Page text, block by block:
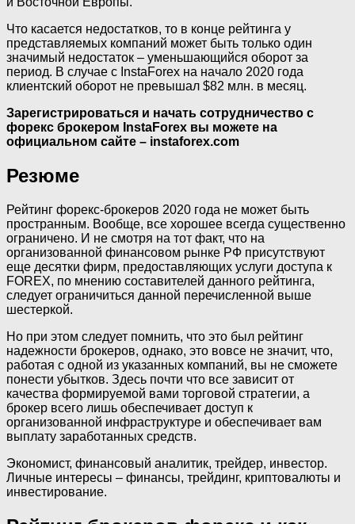
Что касается недостатков, то в конце рейтинга у
представляемых компаний может быть только один
значимый недостаток – уменьшающийся оборот за
период. В случае с InstaForex на начало 2020 года
клиентский оборот не превышал $82 млн. в месяц.
Зарегистрироваться и начать сотрудничество с
форекс брокером InstaForex вы можете на
официальном сайте – instaforex.com
Резюме
Рейтинг форекс-брокеров 2020 года не может быть
пространным. Вообще, все хорошее всегда существенно
ограничено. И не смотря на тот факт, что на
организованной финансовом рынке РФ присутствуют
еще десятки фирм, предоставляющих услуги доступа к
FOREX, по мнению составителей данного рейтинга,
следует ограничиться данной перечисленной выше
шестеркой.
Но при этом следует помнить, что это был рейтинг
надежности брокеров, однако, это вовсе не значит, что,
работая с одной из указанных компаний, вы не сможете
понести убытков. Здесь почти что все зависит от
качества формируемой вами торговой стратегии, а
брокер всего лишь обеспечивает доступ к
организованной инфраструктуре и обеспечивает вам
выплату заработанных средств.
Экономист, финансовый аналитик, трейдер, инвестор.
Личные интересы – финансы, трейдинг, криптовалюты и
инвестирование.